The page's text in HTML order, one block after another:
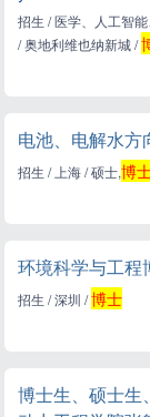
招生 / 医学、人工智
/ 奥地利维也纳新城 /
电池、电解水方
招生 / 上海 / 硕士,博
环境科学与工程
招生 / 深圳 /博士
博士生、硕士生